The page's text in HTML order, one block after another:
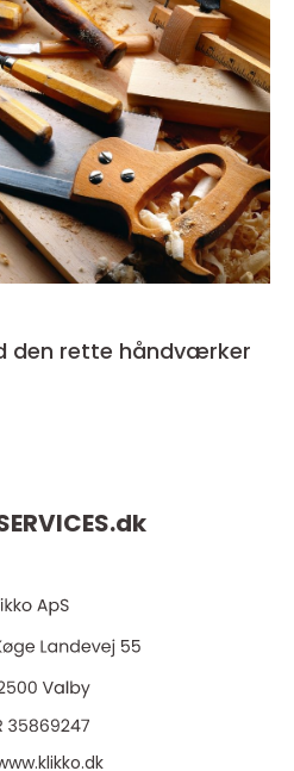
den rette håndværker
dk